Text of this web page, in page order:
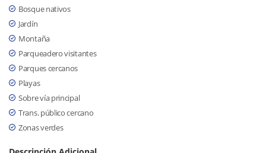
Bosque nativos
Jardín
Montaña
Parqueadero visitantes
Parques cercanos
Playas
Sobre vía principal
Trans. público cercano
Zonas verdes